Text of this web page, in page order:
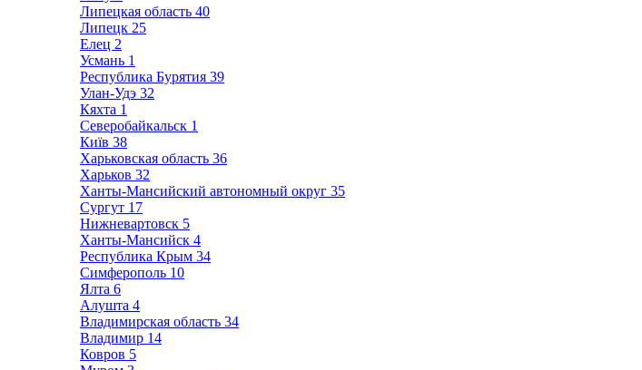
Липецкая область 40
Липецк 25
Елец 2
Усмань 1
Республика Бурятия 39
Улан-Удэ 32
Кяхта 1
Северобайкальск 1
Київ 38
Харьковская область 36
Харьков 32
Ханты-Мансийский автономный округ 35
Сургут 17
Нижневартовск 5
Ханты-Мансийск 4
Республика Крым 34
Симферополь 10
Ялта 6
Алушта 4
Владимирская область 34
Владимир 14
Ковров 5